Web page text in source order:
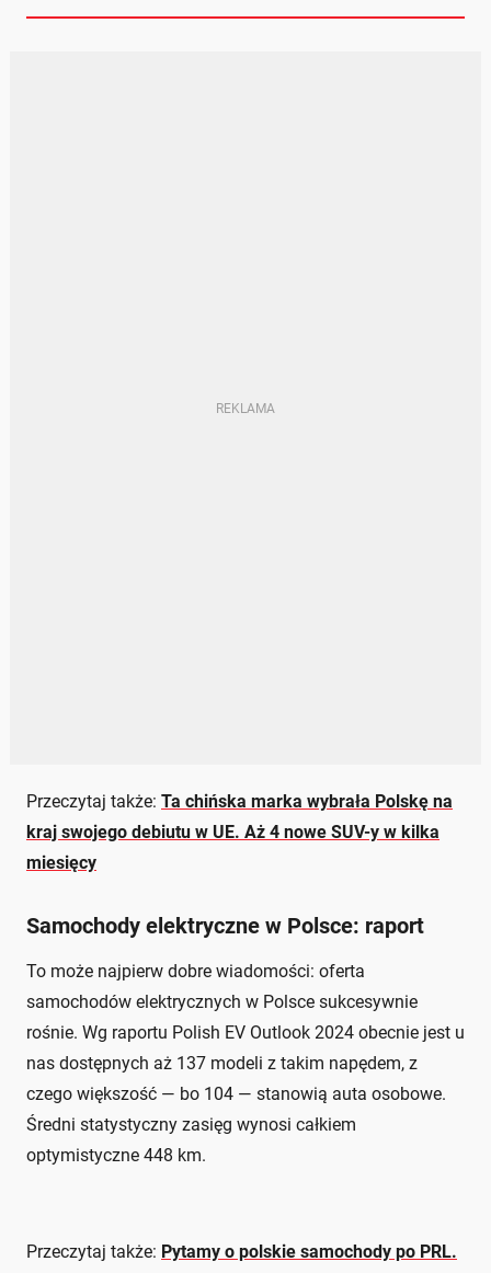
Przeczytaj także: Ta chińska marka wybrała Polskę na
kraj swojego debiutu w UE. Aż 4 nowe SUV-y w kilka
miesięcy
Samochody elektryczne w Polsce: raport
To może najpierw dobre wiadomości: oferta
samochodów elektrycznych w Polsce sukcesywnie
rośnie. Wg raportu Polish EV Outlook 2024 obecnie jest u
nas dostępnych aż 137 modeli z takim napędem, z
czego większość — bo 104 — stanowią auta osobowe.
Średni statystyczny zasięg wynosi całkiem
optymistyczne 448 km.
Przeczytaj także: Pytamy o polskie samochody po PRL.